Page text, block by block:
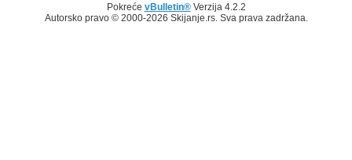
Pokreće vBulletin®Verzija 4.2.2
Autorsko pravo © 2000-2026 Skijanje.rs. Sva prava zadržana.